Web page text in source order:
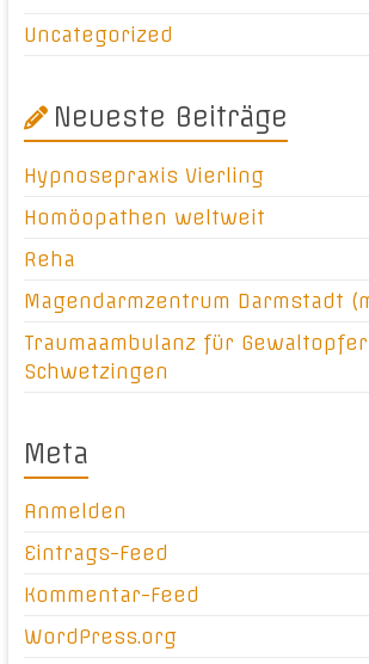
Uncategorized
Neueste Beiträge
Hypnosepraxis Vierling
Homöopathen weltweit
Reha
Magendarmzentrum Darmstadt
Traumaambulanz für Gewaltopfer
Schwetzingen
Meta
Anmelden
Eintrags-Feed
Kommentar-Feed
WordPress.org